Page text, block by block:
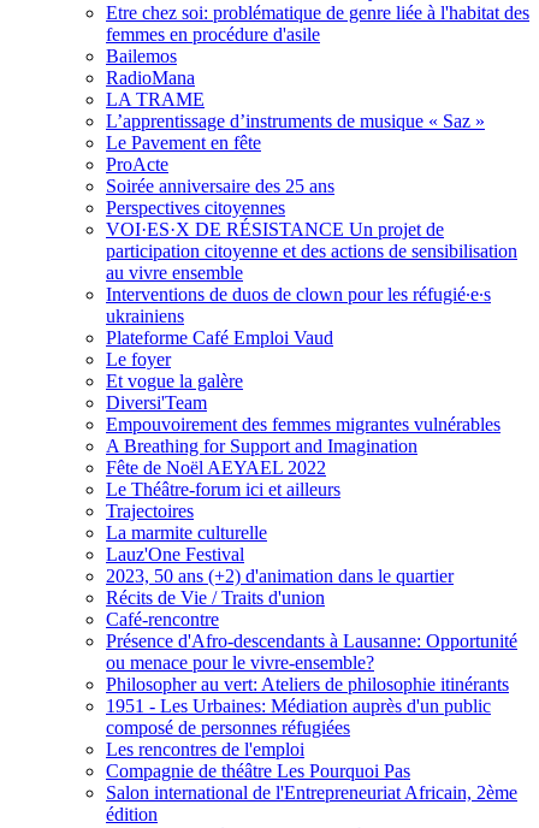
Etre chez soi: problématique de genre liée à l'habitat des
femmes en procédure d'asile
Bailemos
RadioMana
LA TRAME
L’apprentissage d’instruments de musique « Saz »
Le Pavement en fête
ProActe
Soirée anniversaire des 25 ans
Perspectives citoyennes
VOI·ES·X DE RÉSISTANCE Un projet de
participation citoyenne et des actions de sensibilisation
au vivre ensemble
Interventions de duos de clown pour les réfugié∙e∙s
ukrainiens
Plateforme Café Emploi Vaud
Le foyer
Et vogue la galère
Diversi'Team
Empouvoirement des femmes migrantes vulnérables
A Breathing for Support and Imagination
Fête de Noël AEYAEL 2022
Le Théâtre-forum ici et ailleurs
Trajectoires
La marmite culturelle
Lauz'One Festival
2023, 50 ans (+2) d'animation dans le quartier
Récits de Vie / Traits d'union
Café-rencontre
Présence d'Afro-descendants à Lausanne: Opportunité
ou menace pour le vivre-ensemble?
Philosopher au vert: Ateliers de philosophie itinérants
1951 - Les Urbaines: Médiation auprès d'un public
composé de personnes réfugiées
Les rencontres de l'emploi
Compagnie de théâtre Les Pourquoi Pas
Salon international de l'Entrepreneuriat Africain, 2ème
édition